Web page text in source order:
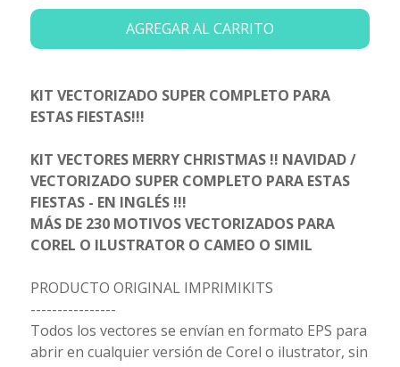
AGREGAR AL CARRITO
KIT VECTORIZADO SUPER COMPLETO PARA
ESTAS FIESTAS!!!
KIT VECTORES MERRY CHRISTMAS !! NAVIDAD /
VECTORIZADO SUPER COMPLETO PARA ESTAS
FIESTAS - EN INGLÉS !!!
MÁS DE 230 MOTIVOS VECTORIZADOS PARA
COREL O ILUSTRATOR O CAMEO O SIMIL
PRODUCTO ORIGINAL IMPRIMIKITS
----------------
Todos los vectores se envían en formato EPS para
abrir en cualquier versión de Corel o ilustrator, sin